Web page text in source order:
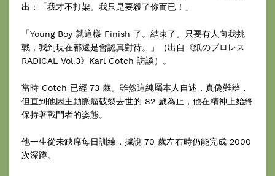
出：「我才不打架。我只是要殺了你而已！」
「Young Boy 就這樣 Finish 了。結束了。只要有人向我挑
戰，我到現在都還是會認真對待。」（出自《紙のプロレス
RADICAL Vol.3》Karl Gotch 訪談）。
當時 Gotch 已經 73 歲。雖然這純屬本人自述，真偽難辨，
但直到他因主動脈瘤破裂去世的 82 歲為止，他在精神上始終
保持著戰鬥者的姿態。
他一生從未缺席每日訓練，據說 70 歲左右時仍能完成 2000
次深蹲。